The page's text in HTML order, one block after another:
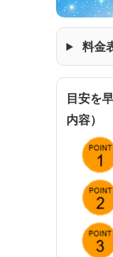
料金
目安を
内容）